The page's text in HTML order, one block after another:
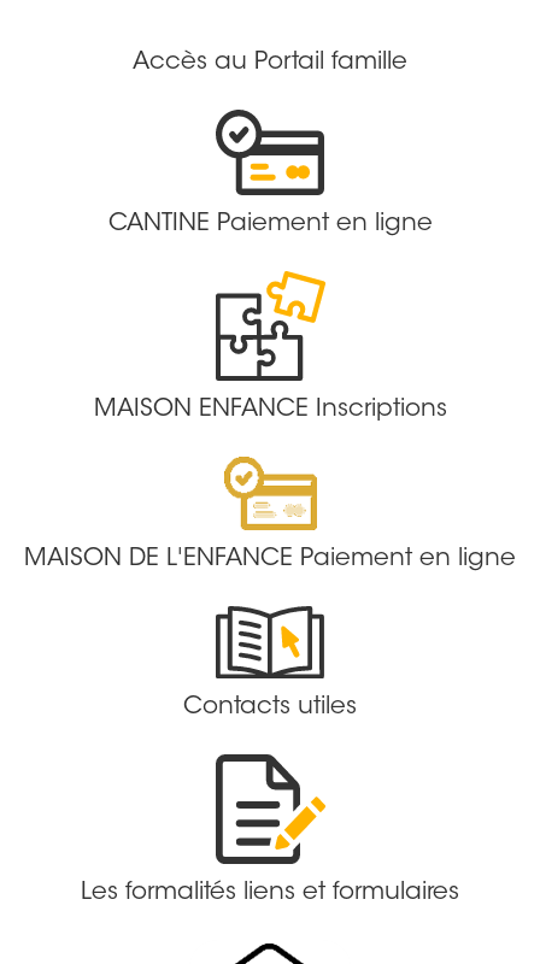
Accès au Portail famille
CANTINE Paiement en ligne
MAISON ENFANCE Inscriptions
MAISON DE L'ENFANCE Paiement en ligne
Contacts utiles
Les formalités liens et formulaires